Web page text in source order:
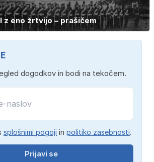
eno žrtvijo – prašičem
dogodkov in bodi na tekočem.
splošnimi pogoji in politiko zasebnosti.
Prijavi se